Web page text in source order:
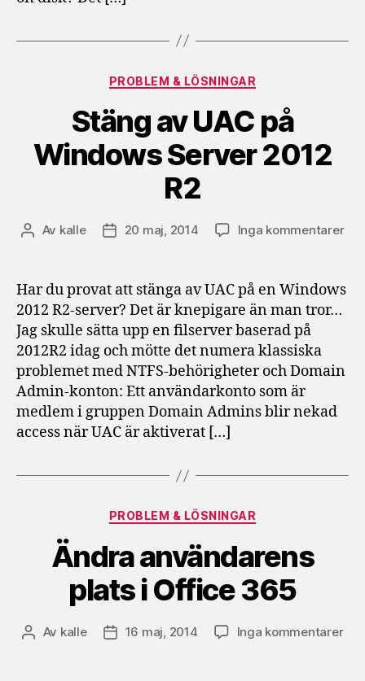
Kategorier
PROBLEM & LÖSNINGAR
Stäng av UAC på
Windows Server 2012
R2
Inläggsförfattare
Av kalle Inläggsdatum
20 maj, 2014 Inga kommentarertill
R2
Har du provat att stänga av UAC på en Windows
2012 R2-server? Det är knepigare än man tror…
Jag skulle sätta upp en filserver baserad på
2012R2 idag och mötte det numera klassiska
problemet med NTFS-behörigheter och Domain
Admin-konton: Ett användarkonto som är
medlem i gruppen Domain Admins blir nekad
access när UAC är aktiverat […]
Kategorier
PROBLEM & LÖSNINGAR
Ändra användarens
plats i Office 365
Inläggsförfattare
Av kalle Inläggsdatum
16 maj, 2014 Inga kommentarertill